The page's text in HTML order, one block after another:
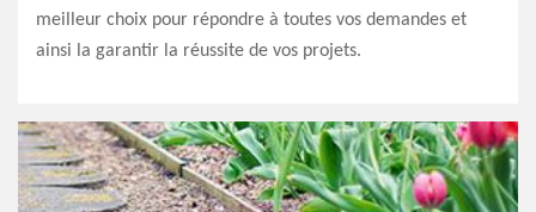
meilleur choix pour répondre à toutes vos demandes et
ainsi la garantir la réussite de vos projets.